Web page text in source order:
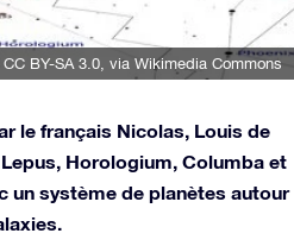
CC BY-SA 3.0 , via Wikimedia Commons
le français Nicolas, Louis de
Horologium, Columba et
un système de planètes autour